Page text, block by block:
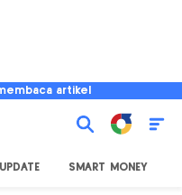
artikel
SMART MONEY